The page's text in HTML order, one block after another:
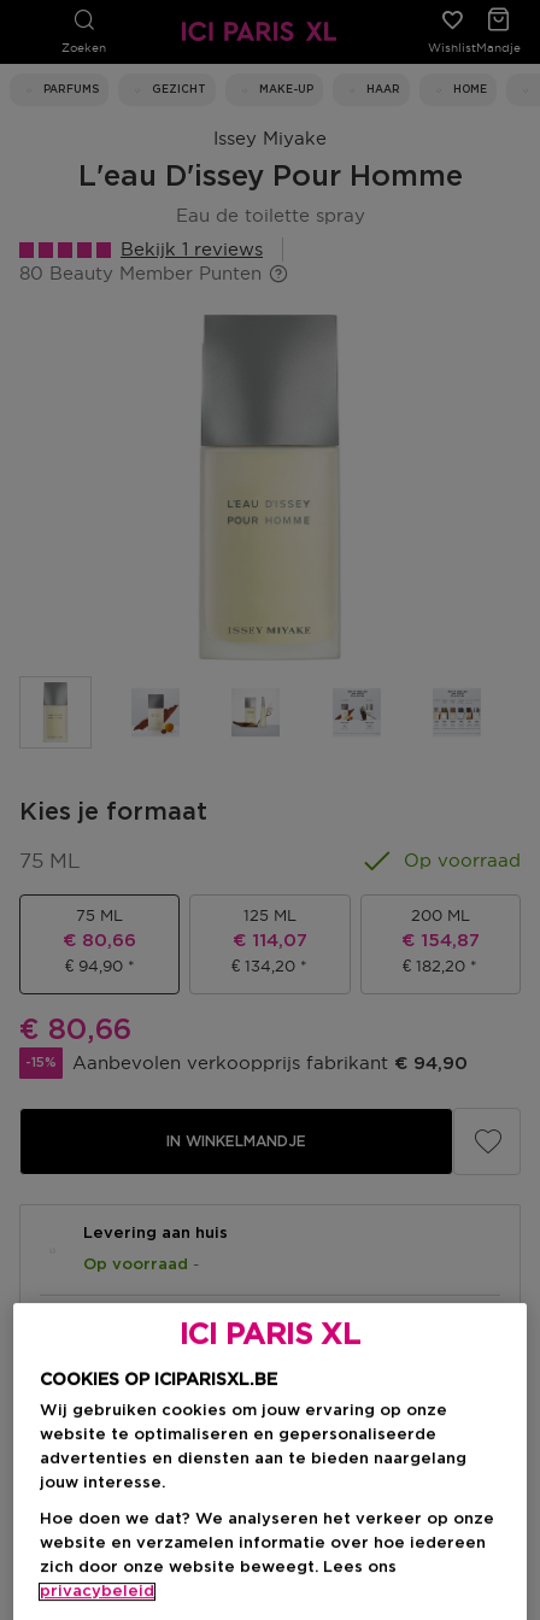
Zoeken WishlistMandje
PARFUMS GEZICHT MAKE-UP HAAR HOME
Issey Miyake
L'eau D'issey Pour Homme
eau de toilette spray
Bekijk 1 reviews
80 Beauty Member Punten
Kies je formaat
75 ML Op voorraad
75 ML
Kortingsprijs
€ 80,66
€ 94,90
125 ML
Kortingsprijs
€ 114,07
€ 134,20
200 ML
Kortingsprijs
€ 154,87
€ 182,20
Kortingsprijs
€ 80,66
-15% Aanbevolen verkoopprijs fabrikant € 94,90
IN WINKELMANDJE
Levering aan huis
Op voorraad -
Ophalen in een winkel
Selecteer een winkel
Korte beschrijving
Textuur
Geurtype Kruidig
Ingrediënt Amber Sandelhout Vetiver
ICI PARIS XL
COOKIES OP ICIPARISXL.BE
Wij gebruiken cookies om jouw ervaring op onze
website te optimaliseren en gepersonaliseerde
advertenties en diensten aan te bieden naargelang
jouw interesse.
Hoe doen we dat? We analyseren het verkeer op onze
website en verzamelen informatie over hoe iedereen
zich door onze website beweegt. Lees ons
privacybeleid